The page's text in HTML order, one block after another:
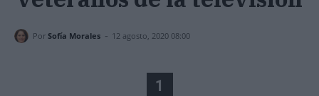
Por Sofía Morales - 12 agosto, 2020 08:00
1